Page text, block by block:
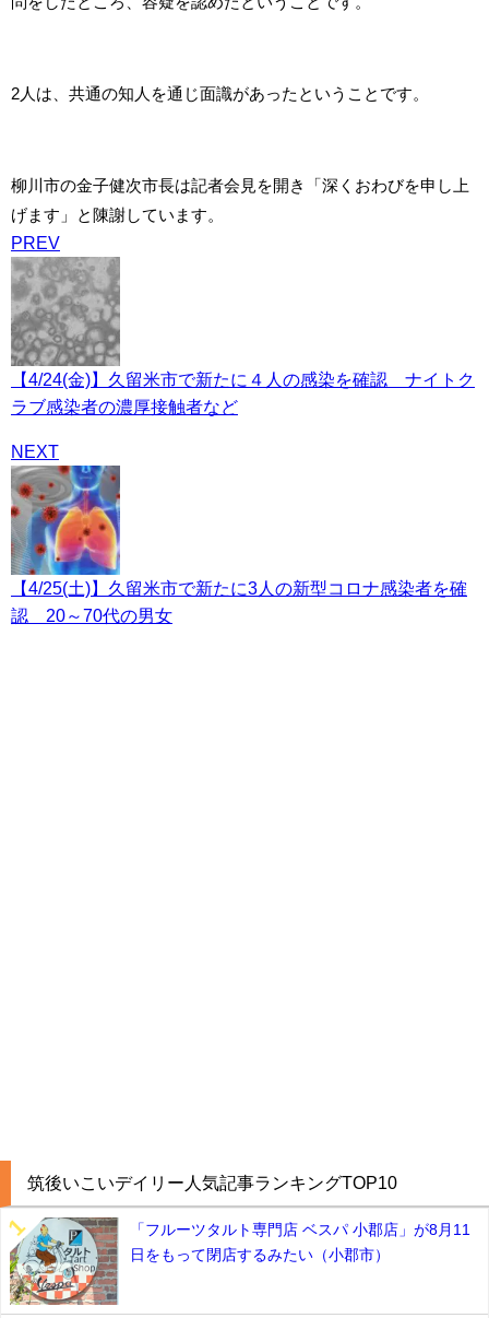
2人は、共通の知人を通じ面識があったということです。
柳川市の金子健次市長は記者会見を開き「深くおわびを申し上
げます」と陳謝しています。
PREV
【4/24(金)】久留米市で新たに４人の感染を確認 ナイトク
ラブ感染者の濃厚接触者など
NEXT
【4/25(土)】久留米市で新たに3人の新型コロナ感染者を確
認 20～70代の男女
筑後いこいデイリー人気記事ランキングTOP10
「フルーツタルト専門店 ベスパ 小郡店」が8月11
日をもって閉店するみたい（小郡市）